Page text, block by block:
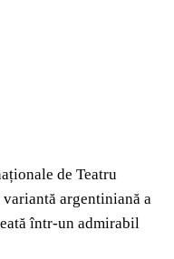
de Teatru
argentiniană a
într-un admirabil